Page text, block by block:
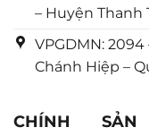
– Huyện Thanh
VPGDMN: 2094
Chánh Hiệp –
CHÍNH
SẢN